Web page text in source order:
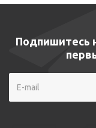
Подпишитесь